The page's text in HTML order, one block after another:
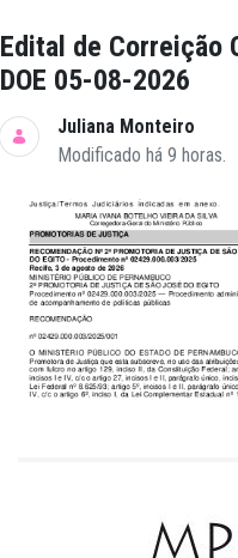
Edital de Correição
DOE 05-08-2026
Juliana Monteiro
Modificado há 9 horas.